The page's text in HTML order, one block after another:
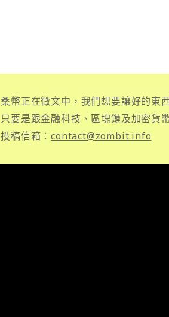
桑幣正在徵文中，我們想要讓好的東
只要是跟金融科技、區塊鏈及加密貨
投稿信箱：contact@zombit.info